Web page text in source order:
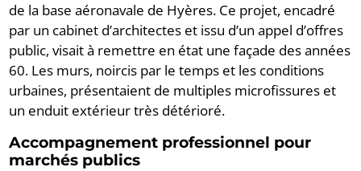
de la base aéronavale de Hyères. Ce projet, encadré
par un cabinet d’architectes et issu d’un appel d’offres
public, visait à remettre en état une façade des années
60. Les murs, noircis par le temps et les conditions
urbaines, présentaient de multiples microfissures et
un enduit extérieur très détérioré.
Accompagnement professionnel pour
marchés publics